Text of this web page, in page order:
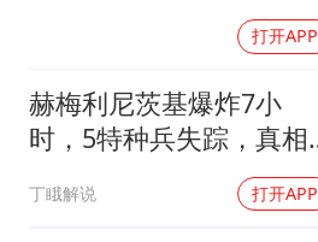
打开APP
赫梅利尼茨基爆炸7小
时，5特种兵失踪，真相
丁睋解说 打开APP